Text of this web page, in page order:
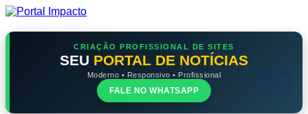
Ir
o
CRIAÇÃO PROFISSIONAL DE SITES
SEU PORTAL DE NOTÍCIAS
Moderno • Responsivo • Profissional
FALE NO WHATSAPP